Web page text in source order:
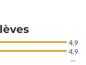
4.9
4.9
--